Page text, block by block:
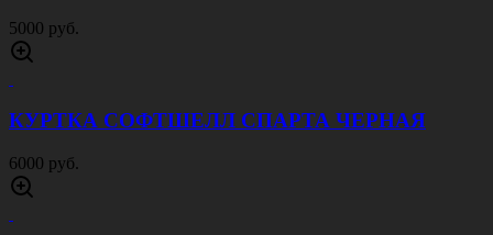
5000 руб.
КУРТКА СОФТШЕЛЛ СПАРТА ЧЕРНАЯ
6000 руб.